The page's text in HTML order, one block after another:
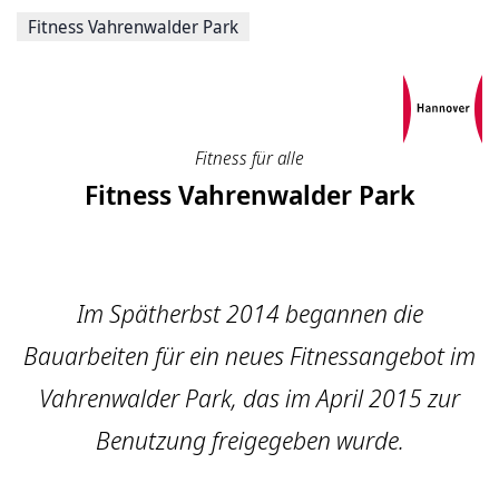
Seite
Fitness Vahrenwalder Park
Fitness für alle
Fitness Vahrenwalder Park
Im Spätherbst 2014 begannen die
Bauarbeiten für ein neues Fitnessangebot im
Vahrenwalder Park, das im April 2015 zur
Benutzung freigegeben wurde.